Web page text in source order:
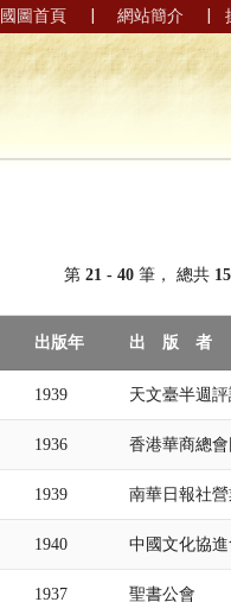
國圖首頁 | 網站簡介 |
第21 - 40筆， 總共
出版年 出 版 者
1939 天文臺半週
1936 香港華商總
1939 南華日報社
1940 中國文化協進
1937 聖書公會